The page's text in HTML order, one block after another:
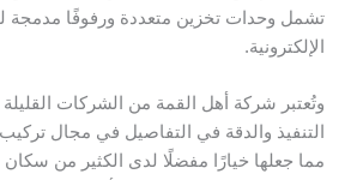
تشمل وحدات تخزين متعددة ورفوفًا مدمجة
الإلكترونية.
وتُعتبر شركة أهل القمة من الشركات
التنفيذ والدقة في التفاصيل في مجال
مما جعلها خيارًا مفضلًا لدى الكثير من